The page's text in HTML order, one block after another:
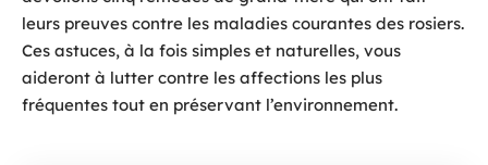
leurs preuves contre les maladies courantes des rosiers.
Ces astuces, à la fois simples et naturelles, vous
aideront à lutter contre les affections les plus
fréquentes tout en préservant l’environnement.